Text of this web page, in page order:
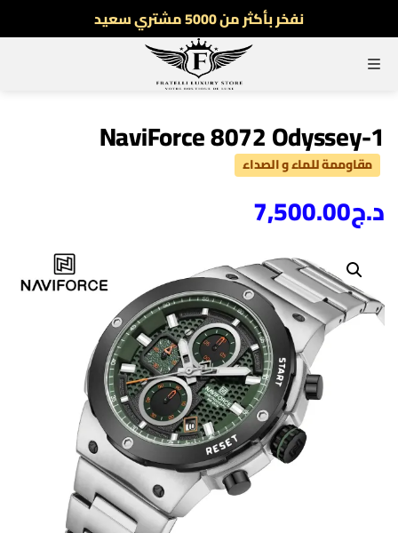
نفخر بأكثر من 5000 مشتري سعيد
أطلب الآن والدفع فقط عند استلام المنتج
توصيل سريع لجميع الولايات
القائمة
NaviForce 8072 Odyssey-1
مقاوممة للماء و الصداء
د.ج7,500.00